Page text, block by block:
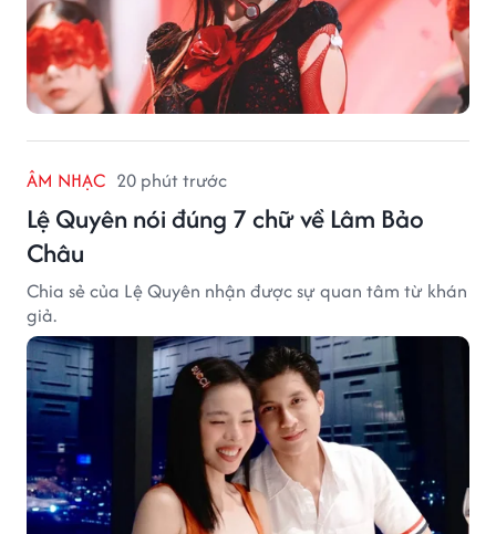
ÂM NHẠC 20 phút trước
Lệ Quyên nói đúng 7 chữ về Lâm Bảo
Châu
Chia sẻ của Lệ Quyên nhận được sự quan tâm từ khán
giả.